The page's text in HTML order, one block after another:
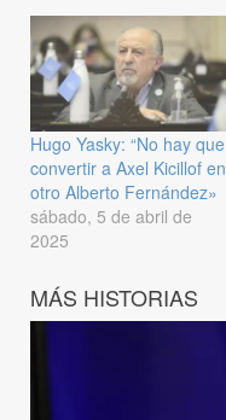
Hugo Yasky: “No hay que
convertir a Axel Kicillof en
otro Alberto Fernández»
sábado, 5 de abril de
2025
MÁS HISTORIAS